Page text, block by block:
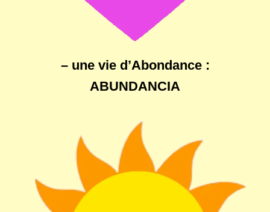
– une vie d’Abondance :
ABUNDANCIA